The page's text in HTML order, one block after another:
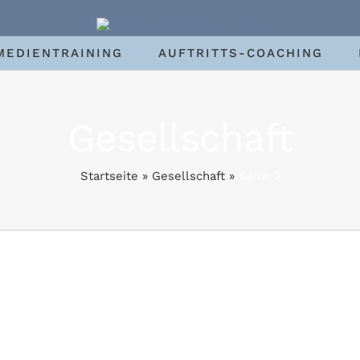
AUFTRITTS-COACHING
Startseite » Gesellschaft»